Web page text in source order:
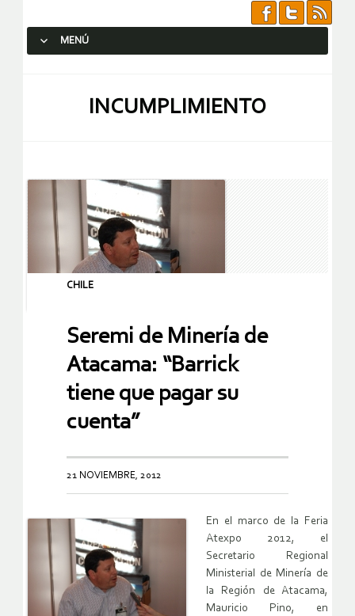
MENÚ
INCUMPLIMIENTO
CHILE
Seremi de Minería de
Atacama: “Barrick
tiene que pagar su
cuenta”
21 NOVIEMBRE, 2012
En el marco de la Feria
Atexpo 2012, el
Secretario Regional
Ministerial de Minería de
la Región de Atacama,
Mauricio Pino, en